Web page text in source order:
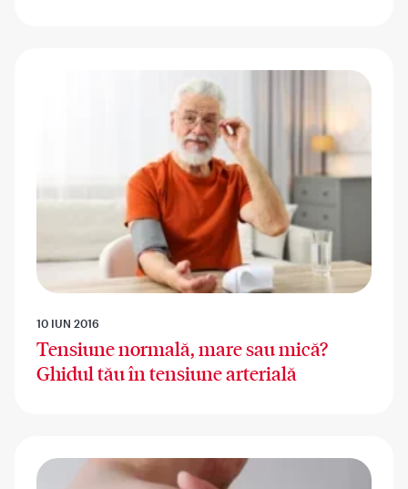
10 IUN 2016
Tensiune normală, mare sau mică?
Ghidul tău în tensiune arterială